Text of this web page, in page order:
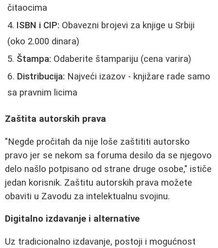
čitaocima
ISBN i CIP: Obavezni brojevi za knjige u Srbiji
(oko 2.000 dinara)
Štampa: Odaberite štampariju (cena varira)
Distribucija: Najveći izazov - knjižare rade samo
sa pravnim licima
Zaštita autorskih prava
"Negde pročitah da nije loše zaštititi autorsko
pravo jer se nekom sa foruma desilo da se njegovo
delo našlo potpisano od strane druge osobe," ističe
jedan korisnik. Zaštitu autorskih prava možete
obaviti u Zavodu za intelektualnu svojinu.
Digitalno izdavanje i alternative
Uz tradicionalno izdavanje, postoji i mogućnost